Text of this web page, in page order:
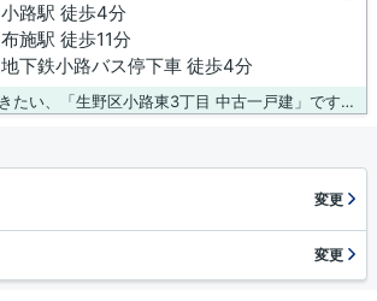
小路駅 徒歩4分
布施駅 徒歩11分
地下鉄小路バス停下車 徒歩4分
ぜひ一度見ていただきたい、「生野区小路東3丁目 中古一戸建」です！ファミリーマート 小路駅東店が292m以内にある物件です！阪上医院まで181mです！こちらの物件は中古戸建物件です！駅へのアクセスを重視するなら、地下鉄千日前線小路周辺の物件がおすすめです！物件詳細につきましては当社へお問い合わせください(*´ω`*)
変更
変更